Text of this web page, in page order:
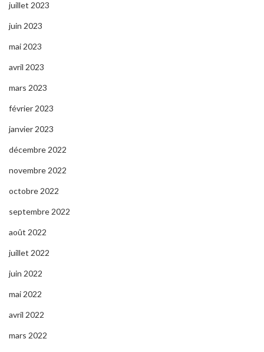
juillet 2023
juin 2023
mai 2023
avril 2023
mars 2023
février 2023
janvier 2023
décembre 2022
novembre 2022
octobre 2022
septembre 2022
août 2022
juillet 2022
juin 2022
mai 2022
avril 2022
mars 2022